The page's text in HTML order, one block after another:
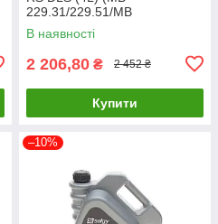
229.31/229.51/MB
229.52/BMW LL-04) (ACEA
C2,C3/API 20118-0040-99
В наявності
2 206,80 ₴ 2 452 ₴
Купити
–10%